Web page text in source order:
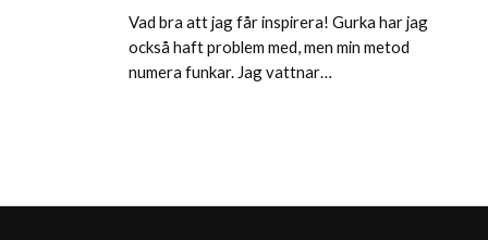
Vad bra att jag får inspirera! Gurka har jag
också haft problem med, men min metod
numera funkar. Jag vattnar…